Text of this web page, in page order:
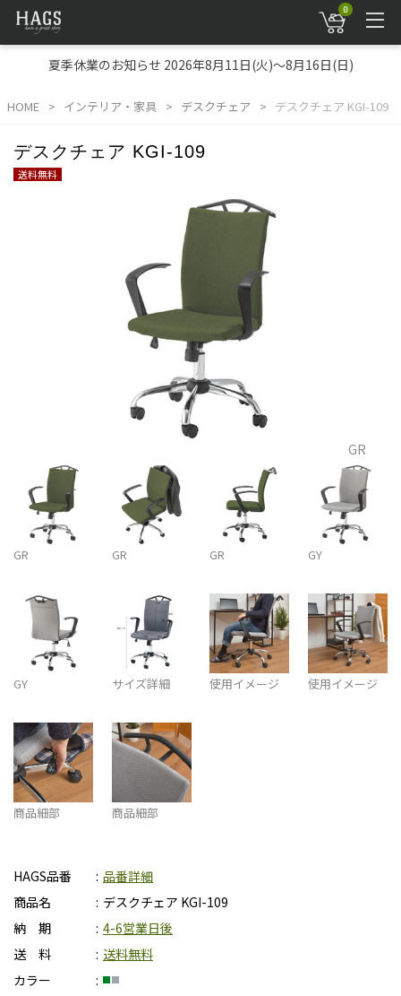
0
夏季休業のお知らせ 2026年8月11日(火)～8月16日(日)
HOME インテリア・家具 デスクチェア デスクチェア KGI-109
デスクチェア KGI-109
送料無料
GR
GR GR GR GY
GY サイズ詳細 使用イメージ 使用イメージ
商品細部 商品細部
HAGS品番
品番詳細
商品名
デスクチェア KGI-109
納 期
4-6営業日後
送 料
送料無料
カラー